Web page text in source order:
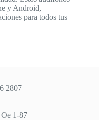
y Android,
para todos tus
2807
Oe 1-87